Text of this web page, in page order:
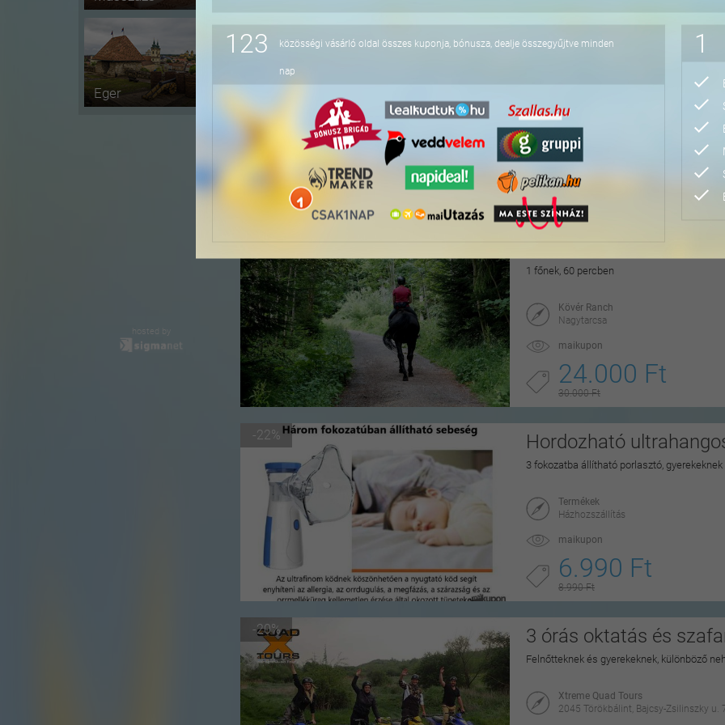
123 közösségi vásárló oldal összes kuponja, bónusza, dealje összegyűjtve minden
nap
1
Eger
hosted by
-10% Quad élmény és
1x30 perc instruktor felügyelet alatti
Kövér Ranch
2142 Nagytarcsa
maikupon
37.800 Ft
Haladó lovas túra
1 főnek, 60 percben
Kövér Ranch
Nagytarcsa
maikupon
24.000 Ft
30.000 Ft
-22% Hordozható
3 fokozatba állítható porlasztó,
Termékek
Házhozszállítás
maikupon
6.990 Ft
8.990 Ft
-20% 3 órás oktatás és
Felnőtteknek és gyerekeknek, különböző
Xtreme Quad Tours
2045 Törökbálint, Bajcsy-Zsilinszky u.